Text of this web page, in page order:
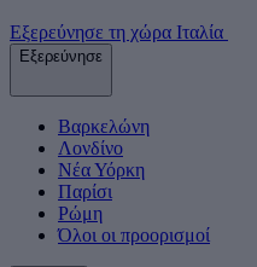
Εξερεύνησε τη χώρα Ιταλία
Εξερεύνησε
Βαρκελώνη
Λονδίνο
Νέα Υόρκη
Παρίσι
Ρώμη
Όλοι οι προορισμοί